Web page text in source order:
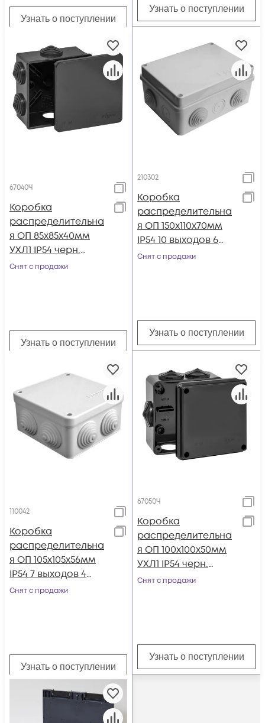
Узнать о поступлении
Узнать о поступлении
67040Ч
Коробка
распределительна
я ОП 85х85х40мм
УХЛ1 IP54 черн.
Ruvinil 67040Ч
Снят с продажи
Узнать о поступлении
210302
Коробка
распределительна
я ОП 150х110х70мм
IP54 10 выходов 6
гермовводов
Снят с продажи
Узнать о поступлении
110042
Коробка
распределительна
я ОП 105х105х56мм
IP54 7 выходов 4
гермоввода
Снят с продажи
Узнать о поступлении
67050Ч
Коробка
распределительна
я ОП 100х100х50мм
УХЛ1 IP54 черн.
Ruvinil 67050Ч
Снят с продажи
Узнать о поступлении